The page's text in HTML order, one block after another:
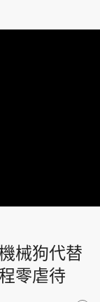
械狗代替
零虐待